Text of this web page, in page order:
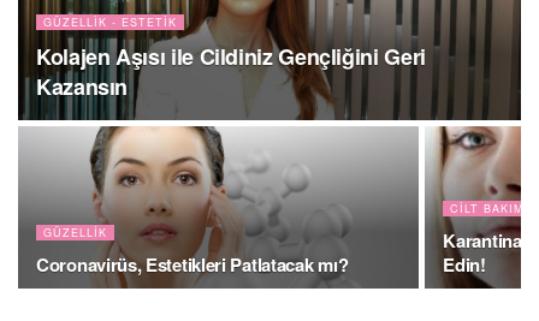
GÜZELLIK - ESTETIK
Kolajen Aşısı ile Cildiniz Gençliğini Geri
Kazansın
GÜZELLIK
Coronavirüs, Estetikleri Patlatacak mı?
CILT BAKIMI
Karantina
Edin!